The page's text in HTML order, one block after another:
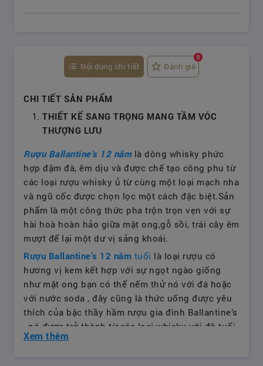
Nội dung chi tiết Đánh giá
0
CHI TIẾT SẢN PHẨM
THIẾT KẾ SANG TRỌNG MANG TẦM VÓC
THƯỢNG LƯU
Rượu Ballantine’s 12 nămlà dòng whisky phức
hợp đậm đà, êm dịu và được chế tạo công phu từ
các loại rượu whisky ủ từ cùng một loại mạch nha
và ngũ cốc được chọn lọc một cách đặc biệt.Sản
phẩm là một công thức pha trộn trọn vẹn với sự
hài hoà hoàn hảo giữa mật ong,gỗ sồi, trái cây êm
mượt để lại một dư vị sảng khoái.
Rượu Ballantine’s 12 năm tuổi là loại rượu có
hương vị kem kết hợp với sự ngọt ngào giống
như mật ong bạn có thể nếm thử nó với đá hoặc
với nước soda , đây cũng là thức uống được yêu
thích của bậc thầy hầm rượu gia đình Ballantine’s
, nó được trở thành từ các loại whisky với độ tuổi
12 năm tuổi và hơn nữa.
Xem thêm